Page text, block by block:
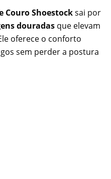
Couro Shoestocksai por
douradas que elevam
oferece o conforto
sem perder a postura